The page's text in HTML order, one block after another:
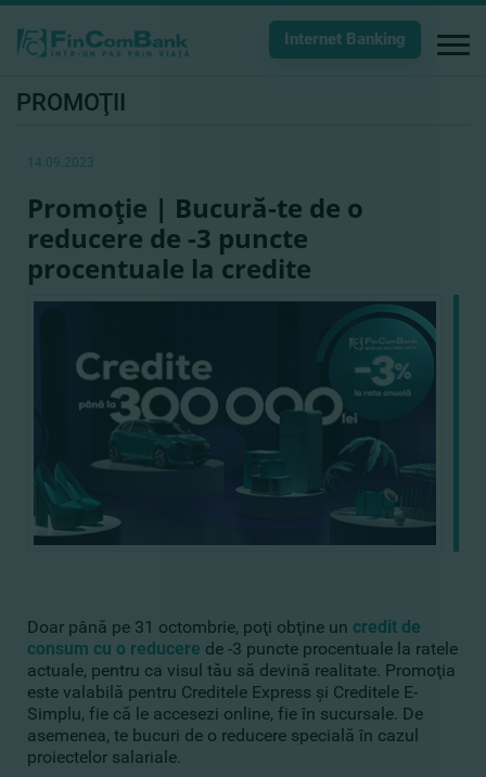
Internet Banking
PROMOŢII
14.09.2023
Promoţie | Bucură-te de o
reducere de -3 puncte
procentuale la credite
Doar până pe 31 octombrie, poţi obţine un credit de
consum cu o reducere de -3 puncte procentuale la ratele
actuale, pentru ca visul tău să devină realitate. Promoţia
este valabilă pentru Creditele Express şi Creditele E-
Simplu, fie că le accesezi online, fie în sucursale. De
asemenea, te bucuri de o reducere specială în cazul
proiectelor salariale.